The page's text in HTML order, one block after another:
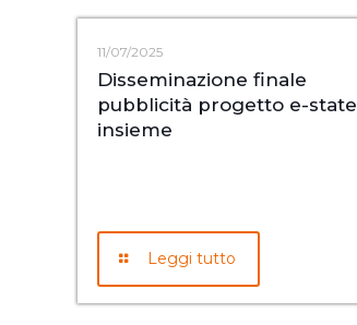
11/07/2025
Disseminazione finale
pubblicità progetto e-state
insieme
Leggi tutto